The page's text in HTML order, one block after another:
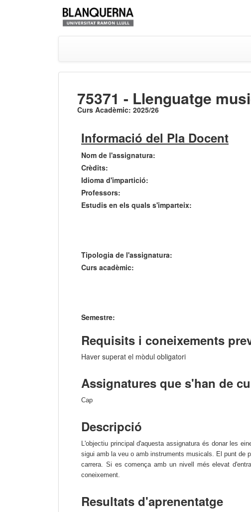
75371 - Llenguatge
Curs Acadèmic: 2025/26
Informació del Pla Docent
Nom de l'assignatura:
Crèdits:
Idioma d'impartició:
Professors:
Estudis en els quals s'imparteix:
Tipologia de l'assignatura:
Curs acadèmic:
Semestre:
Requisits i coneixements
Haver superat el mòdul obligatori
Assignatures que s'han de
Cap
Descripció
L'objectiu principal d'aquesta assignatura és donar les
sigui amb la veu o amb instruments musicals. El punt de
carrera. Si es comença amb un nivell més elevat
coneixement.
Resultats d'aprenentatge